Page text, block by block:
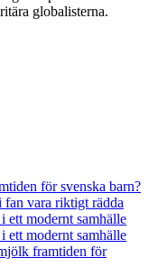
globalisterna.
för svenska barn?
vara riktigt rädda
ett modernt samhälle
ett modernt samhälle
framtiden för